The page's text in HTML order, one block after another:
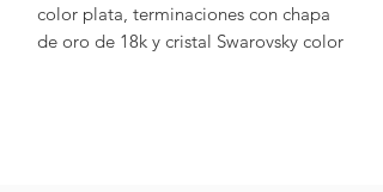
color plata, terminaciones con chapa
de oro de 18k y cristal Swarovsky color